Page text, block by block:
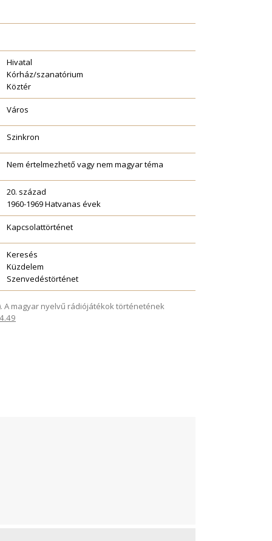
Hivatal
Kórház/szanatórium
Köztér
Város
Szinkron
Nem értelmezhető vagy nem magyar téma
20. század
1960-1969 Hatvanas évek
Kapcsolattörténet
Keresés
Küzdelem
Szenvedéstörténet
A magyar nyelvű rádiójátékok történetének